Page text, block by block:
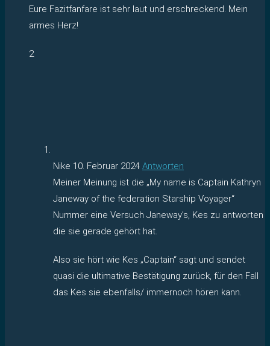
Eure Fazitfanfare ist sehr laut und erschreckend. Mein
armes Herz!
2
Nike 10. Februar 2024 Antworten
Meiner Meinung ist die „My name is Captain Kathryn
Janeway of the federation Starship Voyager“
Nummer eine Versuch Janeway’s, Kes zu antworten
die sie gerade gehört hat.
Also sie hört wie Kes „Captain“ sagt und sendet
quasi die ultimative Bestätigung zurück, für den Fall
das Kes sie ebenfalls/ immernoch hören kann.